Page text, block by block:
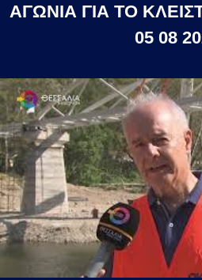
ΑΓΩΝΙΑ ΓΙΑ ΤΟ
05 08